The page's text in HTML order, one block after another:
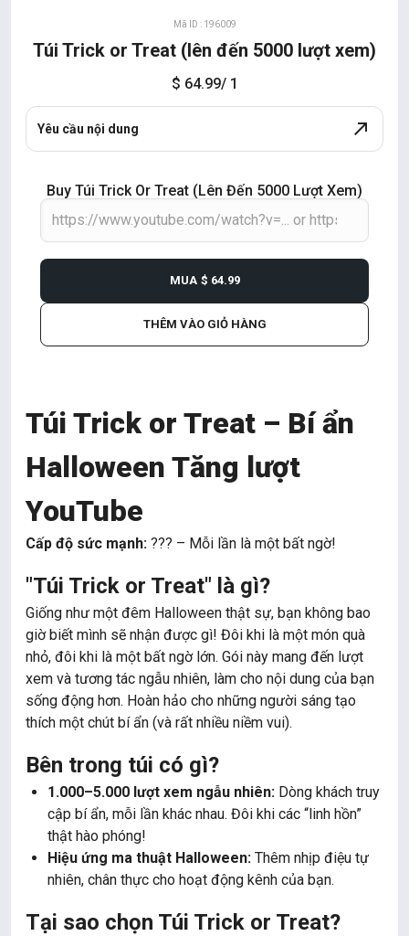
Mã ID : 196009
Túi Trick or Treat (lên đến 5000 lượt xem)
$ 64.99/ 1
Yêu cầu nội dung
Buy Túi Trick Or Treat (lên Đến 5000 Lượt Xem)
THÊM VÀO GIỎ HÀNG
MUA $ 64.99
Túi Trick or Treat – Bí ẩn
Halloween Tăng lượt
YouTube
Cấp độ sức mạnh: ??? – Mỗi lần là một bất ngờ!
"Túi Trick or Treat" là gì?
Giống như một đêm Halloween thật sự, bạn không bao
giờ biết mình sẽ nhận được gì! Đôi khi là một món quà
nhỏ, đôi khi là một bất ngờ lớn. Gói này mang đến lượt
xem và tương tác ngẫu nhiên, làm cho nội dung của bạn
sống động hơn. Hoàn hảo cho những người sáng tạo
thích một chút bí ẩn (và rất nhiều niềm vui).
Bên trong túi có gì?
1.000–5.000 lượt xem ngẫu nhiên: Dòng khách truy
cập bí ẩn, mỗi lần khác nhau. Đôi khi các “linh hồn”
thật hào phóng!
Hiệu ứng ma thuật Halloween: Thêm nhịp điệu tự
nhiên, chân thực cho hoạt động kênh của bạn.
Tại sao chọn Túi Trick or Treat?